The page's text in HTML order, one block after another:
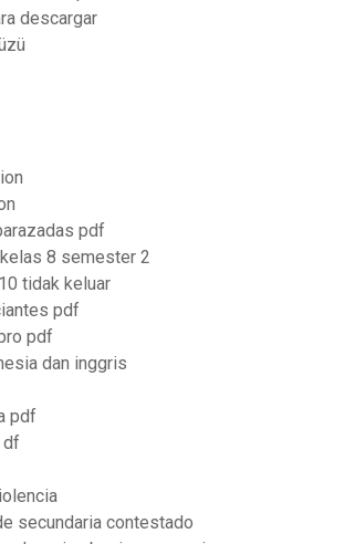
descargar
pdf
8 semester 2
tidak keluar
pdf
pdf
dan inggris
pdf
df
secundaria contestado